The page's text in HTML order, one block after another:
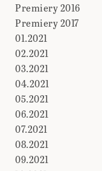
Premiery 2016
Premiery 2017
01.2021
02.2021
03.2021
04.2021
05.2021
06.2021
07.2021
08.2021
09.2021